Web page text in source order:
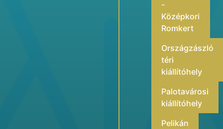
-
Középkori
Romkert
Országzászló
téri
kiállítóhely
Palotavárosi
kiállítóhely
Pelikán